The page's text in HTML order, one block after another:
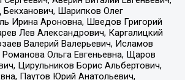
Шарипков Олег
Ирина Ароновна, Шведов Григорий
Лев Александрович, Каргалицкий
Валерий Валерьевич, Исламов
Ольга Евгеньевна, Щаров
Цирульников Борис Альбертович,
Паутов Юрий Анатольевич,